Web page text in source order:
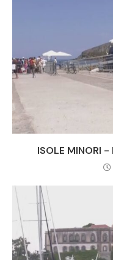
ISOLE MINORI -